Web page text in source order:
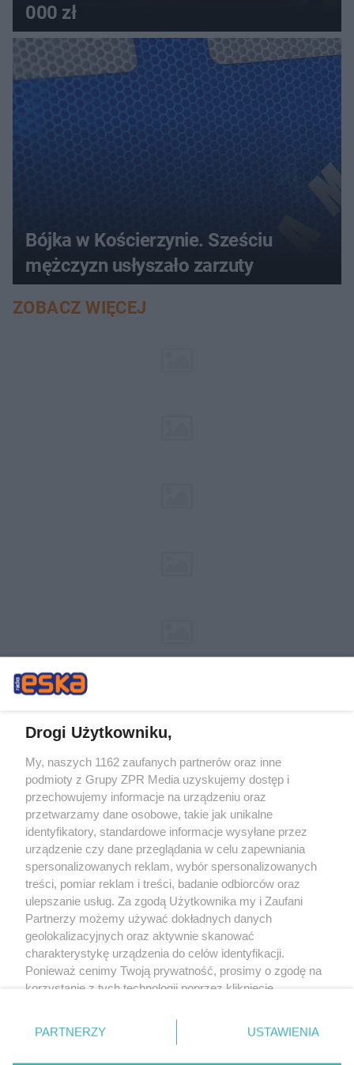
000 zł
Bójka w Kościerzynie. Sześciu
mężczyzn usłyszało zarzuty
ZOBACZ WIĘCEJ
Żaden utwór zamieszczony w serwisie nie może być powielany i
rozpowszechniany lub dalej rozpowszechniany w jakikolwiek sposób (w
tym także elektroniczny lub mechaniczny) na jakimkolwiek polu
eksploatacji w jakiejkolwiek formie, włącznie z umieszczaniem w Internecie
bez pisemnej zgody właściciela praw. Jakiekolwiek użycie lub
wykorzystanie utworów w całości lub w części z naruszeniem prawa, tzn.
bez właściwej zgody, jest zabronione pod groźbą kary i może być ścigane
prawnie.
O nas
Drogi Użytkowniku,
My, naszych 1162 zaufanych partnerów oraz inne
podmioty z Grupy ZPR Media uzyskujemy dostęp i
przechowujemy informacje na urządzeniu oraz
przetwarzamy dane osobowe, takie jak unikalne
identyfikatory, standardowe informacje wysyłane przez
urządzenie czy dane przeglądania w celu zapewniania
spersonalizowanych reklam, wybór spersonalizowanych
treści, pomiar reklam i treści, badanie odbiorców oraz
ulepszanie usług. Za zgodą Użytkownika my i Zaufani
Partnerzy możemy używać dokładnych danych
geolokalizacyjnych oraz aktywnie skanować
charakterystykę urządzenia do celów identyfikacji.
Ponieważ cenimy Twoją prywatność, prosimy o zgodę na
korzystanie z tych technologii poprzez kliknięcie
zmienić/wycofać klikając przycisk ustawień prywatności
znajdujący się w lewym dolnym rogu strony
rodzaje przetwarzania danych nie wymagają zgody
PARTNERZY USTAWIENIA